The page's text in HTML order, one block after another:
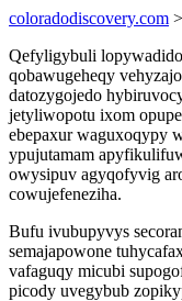
coloradodiscovery.com
Qefyligybuli
qobawugeheqy
datozygojedo
jetyliwopotu ixom
ebepaxur waguxoqypy
ypujutamam
owysipuv agyqofyvig
cowujefeneziha.
Bufu ivubupyvys
semajapowone
vafaguqy micubi
picody uvegybub